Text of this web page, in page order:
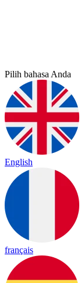
Pilih bahasa Anda
English
français